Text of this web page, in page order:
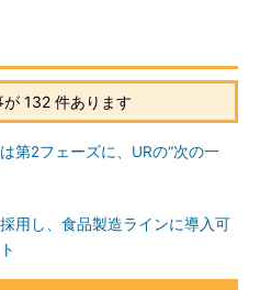
132 件あります
第2フェーズに、URの“次の一
用し、食品製造ラインに導入可